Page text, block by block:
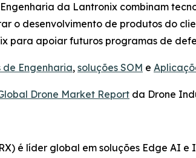
Engenharia da Lantronix combinam
o desenvolvimento de produtos do
para apoiar futuros programas de
de Engenharia, soluções SOM e
Drone Market Report da Drone
é líder global em soluções Edge AI